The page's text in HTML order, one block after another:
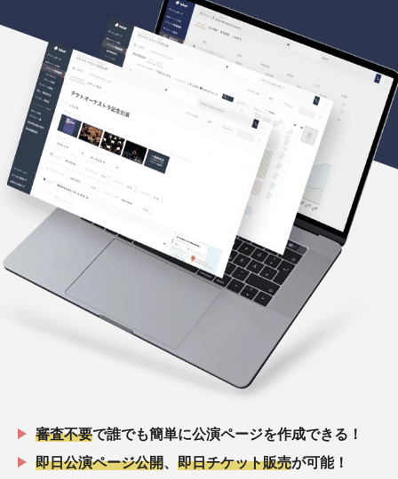
審査不要で誰でも簡単に公演ページを作成できる！
即日公演ページ公開
即日チケット販売が可能！